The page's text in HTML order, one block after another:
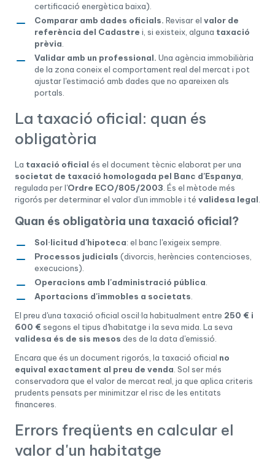
certificació energètica baixa).
Comparar amb dades oficials. Revisar el valor de
referència del Cadastre i, si existeix, alguna taxació
prèvia
Validar amb un professional. Una agència immobiliària
de la zona coneix el comportament real del mercat i pot
ajustar l'estimació amb dades que no apareixen als
portals.
La taxació oficial: quan és
obligatòria
La taxació oficial és el document tècnic elaborat per una
societat de taxació homologada pel Banc d'Espanya
regulada per l'Ordre ECO/805/2003 . És el mètode més
rigorós per determinar el valor d'un immoble i té validesa legal
Quan és obligatòria una taxació oficial?
Sol·licitud d'hipoteca: el banc l'exigeix sempre.
Processos judicials (divorcis, herències contencioses,
execucions).
Operacions amb l'administració pública
Aportacions d'immobles a societats
El preu d'una taxació oficial oscil·la habitualment entre 250 € i
600 € segons el tipus d'habitatge i la seva mida. La seva
validesa és de sis mesos des de la data d'emissió.
Encara que és un document rigorós, la taxació oficial no
equival exactament al preu de venda . Sol ser més
conservadora que el valor de mercat real, ja que aplica criteris
prudents pensats per minimitzar el risc de les entitats
financeres.
Errors freqüents en calcular el
valor d'un habitatge